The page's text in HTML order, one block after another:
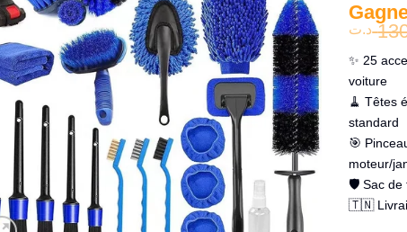
د.ت
✨ 25
voiture
🧹 Têtes
standard
🎯
moteur/
🛡️ Sac de
🇹🇳